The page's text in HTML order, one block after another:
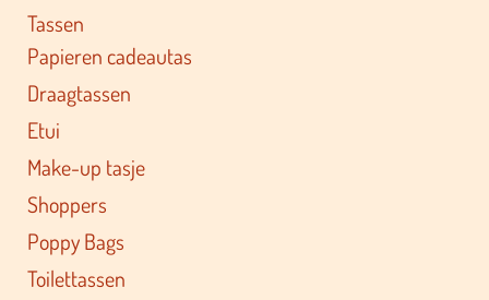
Tassen
Papieren cadeautas
Draagtassen
Etui
Make-up tasje
Shoppers
Poppy Bags
Toilettassen